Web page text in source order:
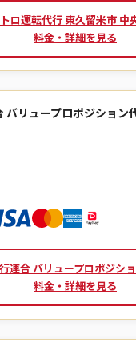
ロ運転代行 東久留米市 中
料金・詳細を見る
バリュープロポジション
連合 バリュープロポジシ
料金・詳細を見る